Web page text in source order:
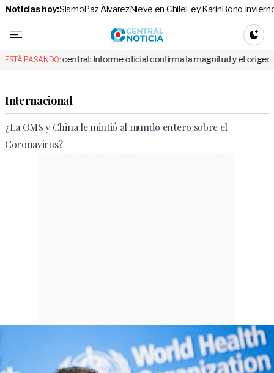
Noticias hoy:SismoPaz ÁlvarezNieve en ChileLey KarinBono
Central
ESTÁ PASANDO:
Informe oficial confirma la magnitud y el origen del temblor
Internacional
¿La OMS y China le mintió al mundo entero sobre el
Coronavirus?